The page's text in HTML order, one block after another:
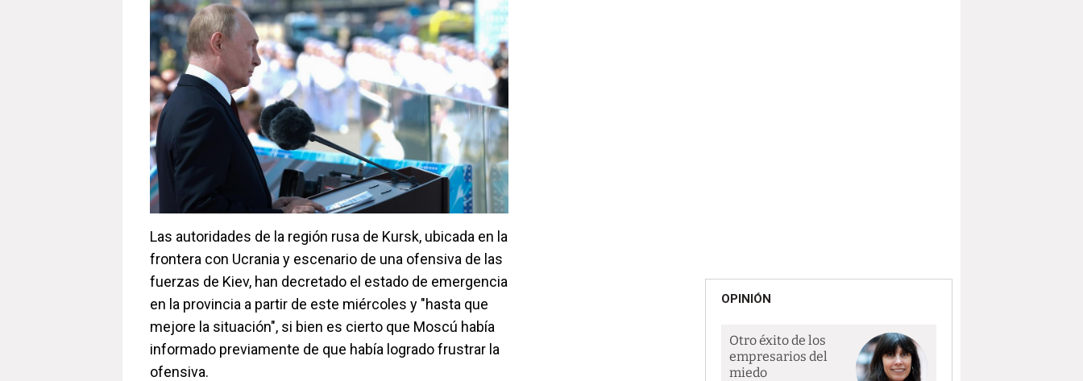
Las autoridades de la región rusa de Kursk, ubicada en la
frontera con Ucrania y escenario de una ofensiva de las
fuerzas de Kiev, han decretado el estado de emergencia
en la provincia a partir de este miércoles y "hasta que
mejore la situación", si bien es cierto que Moscú había
informado previamente de que había logrado frustrar la
ofensiva.
OPINIÓN
Otro éxito de los
empresarios del
miedo